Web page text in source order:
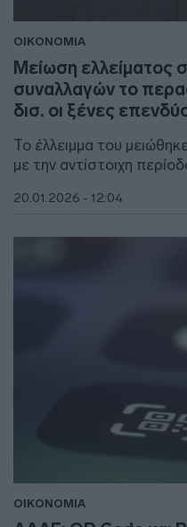
ΟΙΚΟΝΟΜΙΑ
Μείωση ελλείματος
συναλλαγών το
δισ. οι ξένες
Το έλλειμμα του
με την αντίστοιχη
20.01.2026 - 12:04
ΟΙΚΟΝΟΜΙΑ